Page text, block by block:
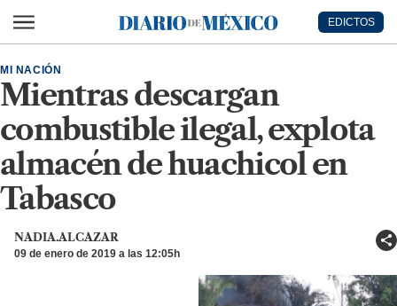
Diario de México
EDICTOS
Mientras descargan
combustible ilegal, explota
almacén de huachicol en
Tabasco
MI NACIÓN
NADIA.ALCAZAR
09 de enero de 2019 a las 12:05h